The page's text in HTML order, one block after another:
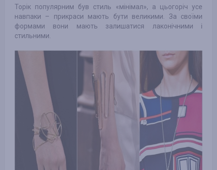
Торік популярним був стиль «мінімал», а цьогоріч усе
навпаки – прикраси мають бути великими. За своїми
формами вони мають залишатися лаконічними і
стильними.